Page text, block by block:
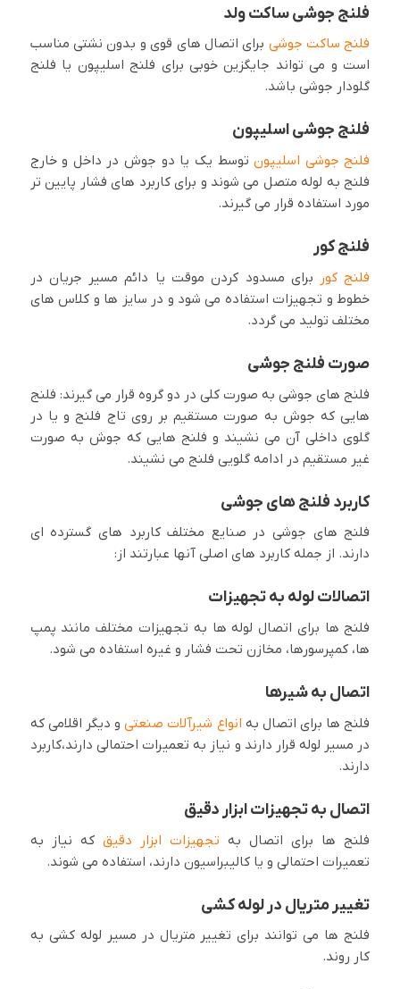
فلنج جوشی ساکت ولد
فلنج ساکت جوشی برای اتصال های قوی و بدون نشتی مناسب
است و می تواند جایگزین خوبی برای فلنج اسلیپون یا فلنج
گلودار جوشی باشد.
فلنج جوشی اسلیپون
فلنج جوشی اسلیپونتوسط یک یا دو جوش در داخل و خارج
فلنج به لوله متصل می شوند و برای کاربرد های فشار پایین تر
مورد استفاده قرار می گیرند.
فلنج کور
فلنج کور برای مسدود کردن موقت یا دائم مسیر جریان در
خطوط و تجهیزات استفاده می شود و در سایز ها و کلاس های
مختلف تولید می گردد.
صورت فلنج جوشی
فلنج های جوشی به صورت کلی در دو گروه قرار می گیرند: فلنج
هایی که جوش به صورت مستقیم بر روی تاج فلنج و یا در
گلوی داخلی آن می نشیند و فلنج هایی که جوش به صورت
غیر مستقیم در ادامه گلویی فلنج می نشیند.
کاربرد فلنج های جوشی
فلنج های جوشی در صنایع مختلف کاربرد های گسترده ای
دارند. از جمله کاربرد های اصلی آنها عبارتند از:
اتصالات لوله به تجهیزات
فلنج ها برای اتصال لوله ها به تجهیزات مختلف مانند پمپ
ها، کمپرسورها، مخازن تحت فشار و غیره استفاده می شود.
اتصال به شیرها
فلنج ها برای اتصال به انواع شیرآلات صنعتیو دیگر اقلامی که
در مسیر لوله قرار دارند و نیاز به تعمیرات احتمالی دارند،کاربرد
دارند.
اتصال به تجهیزات ابزار دقیق
فلنج ها برای اتصال به تجهیزات ابزار دقیق که نیاز به
تعمیرات احتمالی و یا کالیبراسیون دارند، استفاده می شوند.
تغییر متریال در لوله کشی
فلنج ها می توانند برای تغییر متریال در مسیر لوله کشی به
کار روند.